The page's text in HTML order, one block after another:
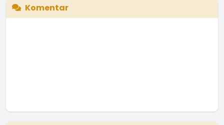
Komentar